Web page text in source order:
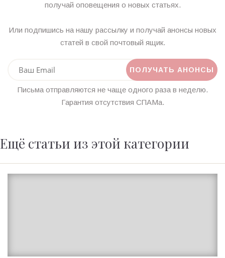
получай оповещения о новых статьях.
Или подпишись на нашу рассылку и получай анонсы новых
статей в свой почтовый ящик.
Письма отправляются не чаще одного раза в неделю.
Гарантия отсутствия СПАМа.
Ещё статьи из этой категории